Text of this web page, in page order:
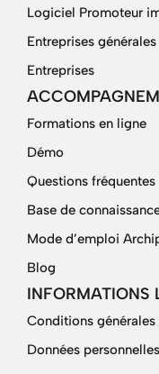
Logiciel Promoteur
Entreprises générales
Entreprises
Formations en ligne
Démo
Questions fréquentes
Base de
Mode d’emploi
Blog
INFORMATIONS
Conditions
Données personnelles